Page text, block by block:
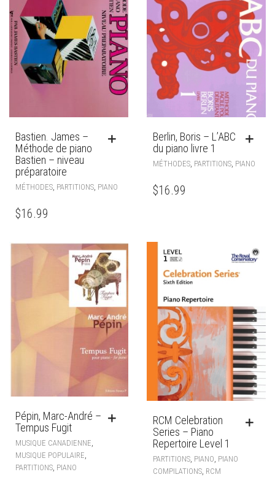
Bastien. James –
Méthode de piano
Bastien – niveau
préparatoire
MÉTHODES PARTITIONS PIANO
$16.99
Berlin, Boris – L’ABC
du piano livre 1
MÉTHODES PARTITIONS PIANO
$16.99
Pépin, Marc-André –
Tempus Fugit
MUSIQUE CANADIENNE
MUSIQUE POPULAIRE
PARTITIONS PIANO
RCM Celebration
Series – Piano
Repertoire Level 1
PARTITIONS PIANO PIANO
COMPILATIONS RCM